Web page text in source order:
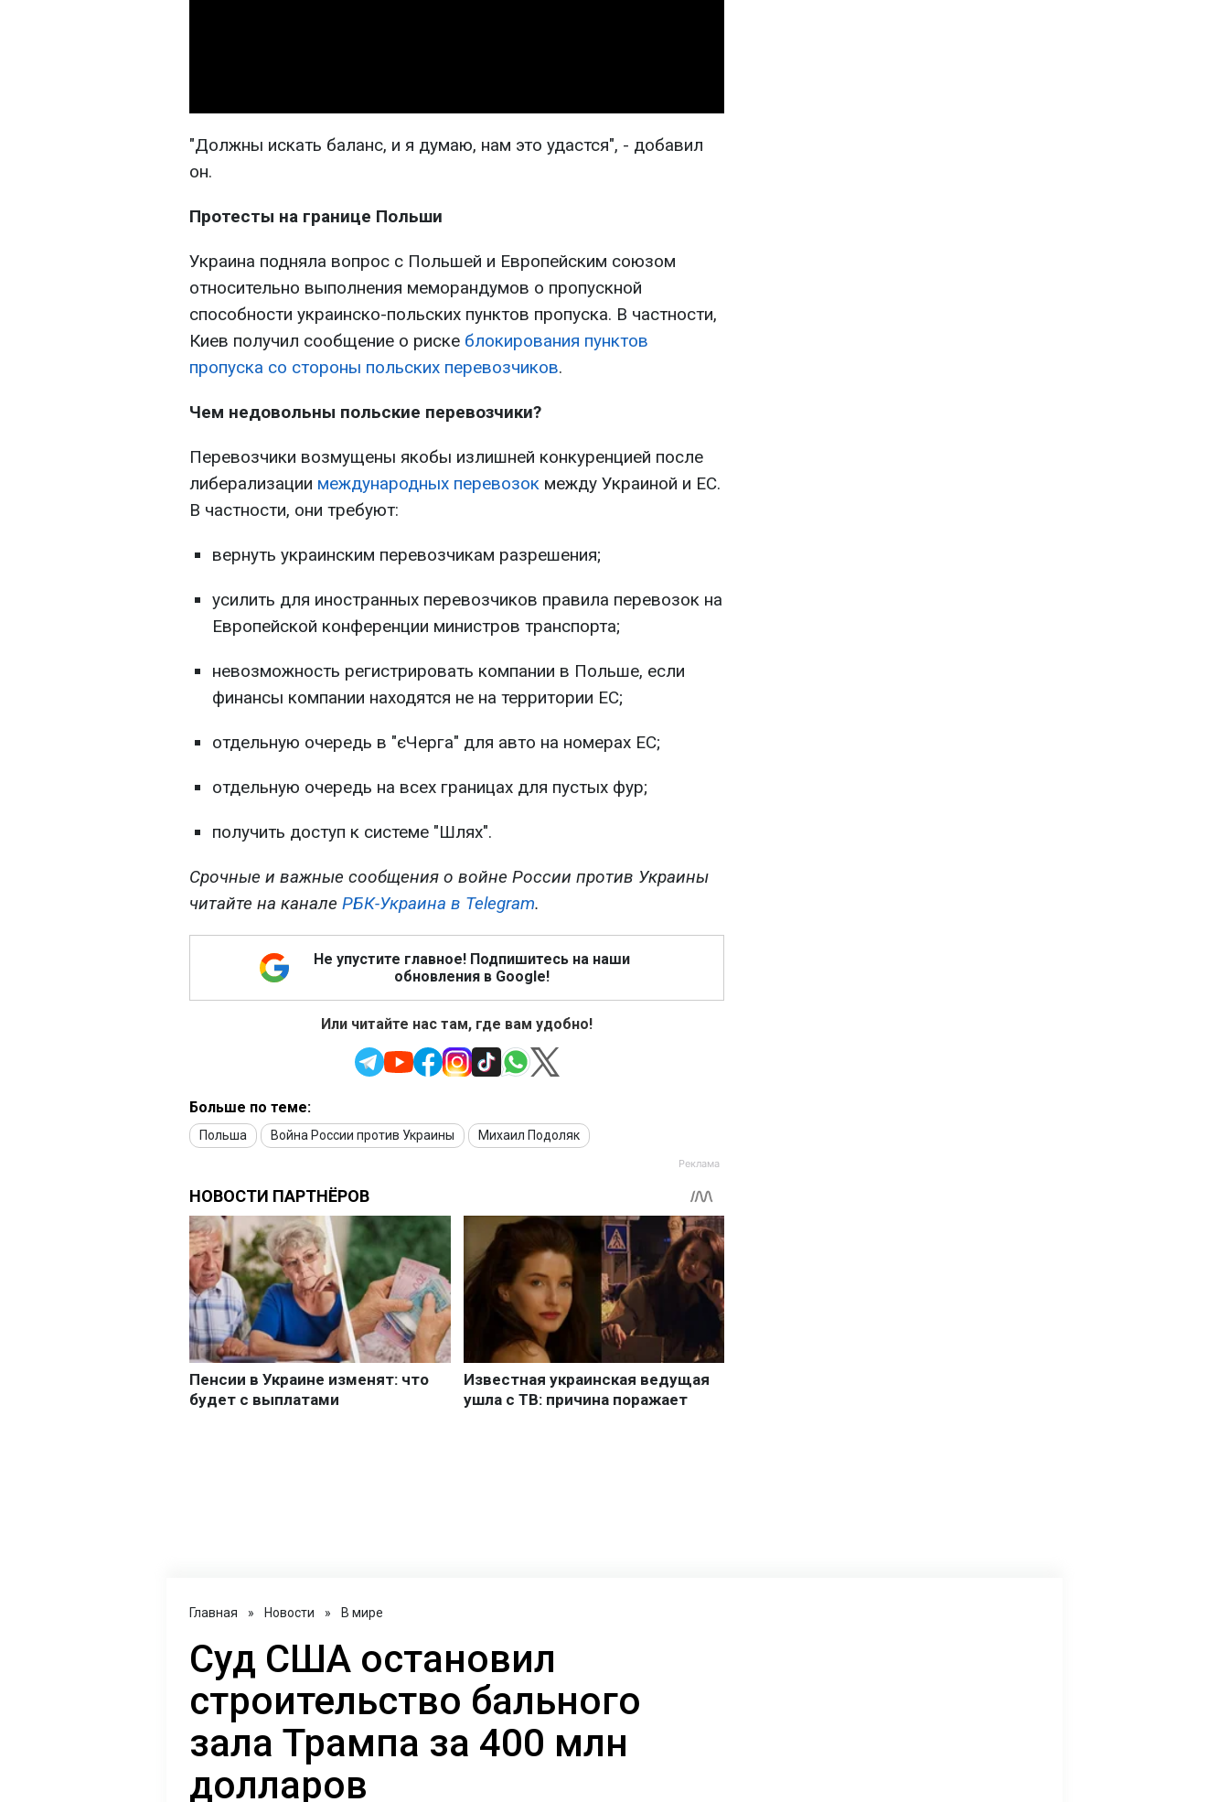
"Должны искать баланс, и я думаю, нам это удастся", - добавил
он.
Протесты на границе Польши
Украина подняла вопрос с Польшей и Европейским союзом
относительно выполнения меморандумов о пропускной
способности украинско-польских пунктов пропуска. В частности,
Киев получил сообщение о риске блокирования пунктов
пропуска со стороны польских перевозчиков.
Чем недовольны польские перевозчики?
Перевозчики возмущены якобы излишней конкуренцией после
либерализации международных перевозок между Украиной и ЕС.
В частности, они требуют:
вернуть украинским перевозчикам разрешения;
усилить для иностранных перевозчиков правила перевозок на
Европейской конференции министров транспорта;
невозможность регистрировать компании в Польше, если
финансы компании находятся не на территории ЕС;
отдельную очередь в "єЧерга" для авто на номерах ЕС;
отдельную очередь на всех границах для пустых фур;
получить доступ к системе "Шлях".
Срочные и важные сообщения о войне России против Украины
читайте на канале РБК-Украина в Telegram.
Не упустите главное! Подпишитесь на наши
обновления в Google!
Или читайте нас там, где вам удобно!
Больше по теме:
Польша Война России против Украины Михаил Подоляк
Главная » Новости » В мире
Суд США остановил
строительство бального
зала Трампа за 400 млн
долларов